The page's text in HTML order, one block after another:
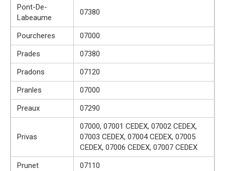
Pont-De-
Labeaume
07380
Pourcheres
07000
Prades
07380
Pradons
07120
Pranles
07000
Preaux
07290
Privas
07000, 07001 CEDEX, 07002 CEDEX,
07003 CEDEX, 07004 CEDEX, 07005
CEDEX, 07006 CEDEX, 07007 CEDEX
Prunet
07110